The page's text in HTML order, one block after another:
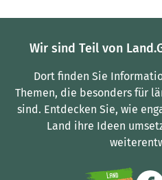
Wir sind Teil von
Dort finden Sie
Themen, die besonders für
sind. Entdecken Sie, wie
Land ihre Ideen